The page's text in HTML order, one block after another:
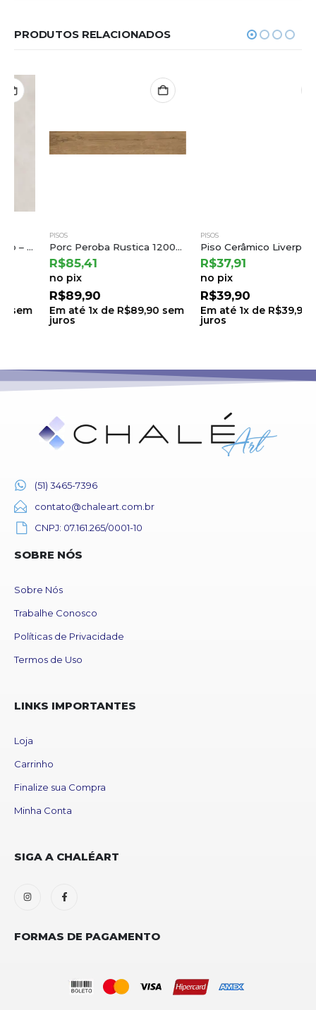
PRODUTOS RELACIONADOS
Porc Peroba Rustica 120028 a Embramaco
85,41
89,90
Em até1x deR$89,90sem
Piso Cerâmico Liverpool Matte 75×75 a Cedasa
37,91
39,90
Em até1x deR$39,90sem
(51) 3465-7396
contato@chaleart.com.br
CNPJ: 07.161.265/0001-10
SOBRE NÓS
Sobre Nós
Trabalhe Conosco
Políticas de Privacidade
Termos de Uso
LINKS IMPORTANTES
Loja
Carrinho
Finalize sua Compra
Minha Conta
SIGA A CHALÉART
FORMAS DE PAGAMENTO